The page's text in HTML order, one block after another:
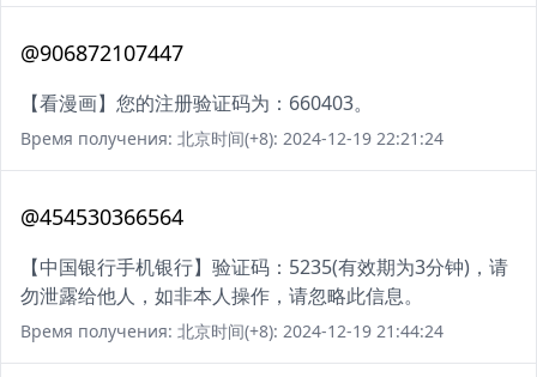
@906872107447
【看漫画】您的注册验证码为：660403。
Время получения: 北京时间(+8): 2024-12-19 22:21:24
@454530366564
【中国银行手机银行】验证码：5235(有效期为3分钟)，请
勿泄露给他人，如非本人操作，请忽略此信息。
Время получения: 北京时间(+8): 2024-12-19 21:44:24